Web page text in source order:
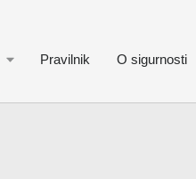
Pravilnik O sigurnosti